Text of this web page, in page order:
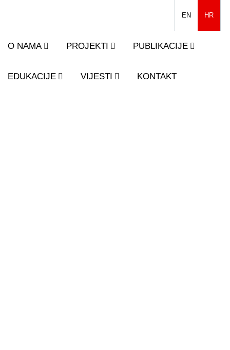
EN HR
O NAMA PROJEKTI PUBLIKACIJE
EDUKACIJE VIJESTI KONTAKT